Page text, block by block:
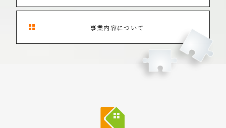
事業内容について